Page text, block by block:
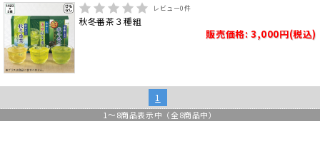
レビュー0件
秋冬番茶３種組
販売価格: 3,000円(税込)
1
1 ～8商品表示中（全8商品中）